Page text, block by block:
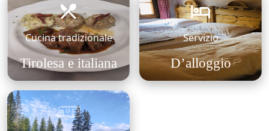
Cucina tradizionale
Tirolesa e italiana
Servizio
D’alloggio